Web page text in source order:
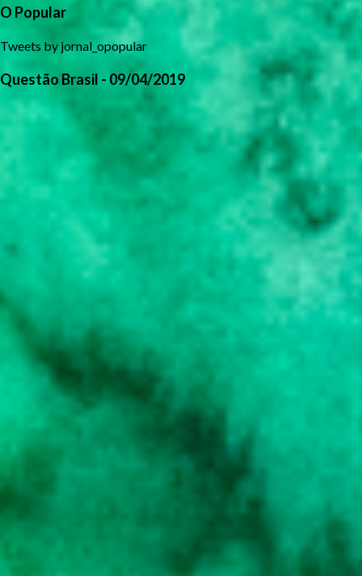
O Popular
Tweets by jornal_opopular
Questão Brasil - 09/04/2019